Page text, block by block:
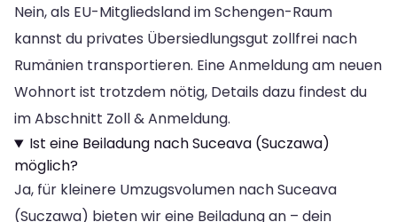
Nein, als EU-Mitgliedsland im Schengen-Raum
kannst du privates Übersiedlungsgut zollfrei nach
Rumänien transportieren. Eine Anmeldung am neuen
Wohnort ist trotzdem nötig, Details dazu findest du
im Abschnitt Zoll & Anmeldung.
Ist eine Beiladung nach Suceava (Suczawa)
möglich?
Ja, für kleinere Umzugsvolumen nach Suceava
(Suczawa) bieten wir eine Beiladung an – dein